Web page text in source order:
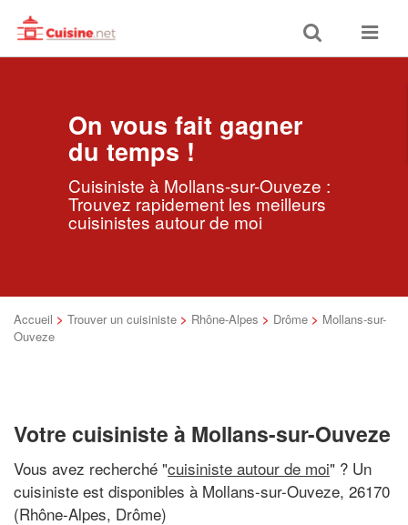
Toggle
search
Toggle
On vous fait gagner
du temps !
Cuisiniste à Mollans-sur-Ouveze :
Trouvez rapidement les meilleurs
cuisinistes autour de moi
Accueil > Trouver un cuisiniste > Rhône-Alpes > Drôme > Mollans-sur-
Ouveze
Votre cuisiniste à Mollans-sur-Ouveze
Vous avez recherché "cuisiniste autour de moi" ? Un
cuisiniste est disponibles à Mollans-sur-Ouveze, 26170
(Rhône-Alpes, Drôme)